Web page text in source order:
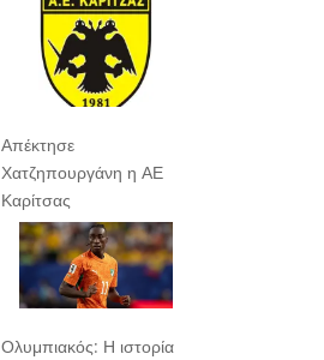
Απέκτησε
Χατζηπουργάνη η ΑΕ
Καρίτσας
Ολυμπιακός: Η ιστορία